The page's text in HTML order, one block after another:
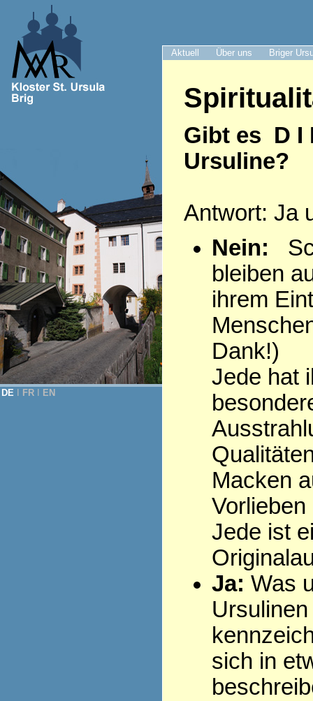
Aktuell Über uns Briger
DE FR EN
Gibt es D I
Ursuline?
Antwort: Ja
Nein:
bleiben
ihrem
Dank!)
Jede hat
Macken
Vorlieben
Jede ist
Ja: Was
Ursulinen
sich in